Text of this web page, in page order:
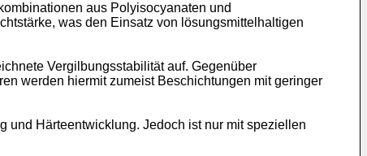
aus Polyisocyanaten und
was den Einsatz von lösungsmittelhaltigen
Vergilbungsstabilität auf. Gegenüber
werden hiermit zumeist Beschichtungen mit geringer
und Härteentwicklung. Jedoch ist nur mit speziellen